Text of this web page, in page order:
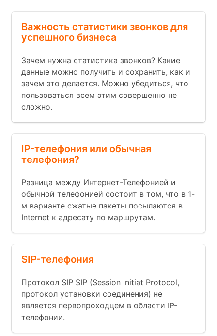
Важность статистики звонков для
успешного бизнеса
Зачем нужна статистика звонков? Какие
данные можно получить и сохранить, как и
зачем это делается. Можно убедиться, что
пользоваться всем этим совершенно не
сложно.
IP-телефония или обычная
телефония?
Разница между Интернет-Телефонией и
обычной телефонией состоит в том, что в 1-
м варианте сжатые пакеты посылаются в
Internet к адресату по маршрутам.
SIP-телефония
Протокол SIP SIP (Session Initiat Protocol,
протокол установки соединения) не
является первопроходцем в области IP-
телефонии.